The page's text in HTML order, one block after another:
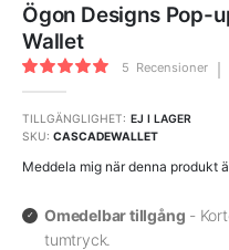
början
av
bildgalleriet
Ögon Designs Pop-
Wallet
Rating:
100
% of100
5 Recensioner
TILLGÄNGLIGHET: EJ I LAGER
SKU CASCADEWALLET
Meddela mig när denna produkt
Omedelbar tillgång -
tumtryck.